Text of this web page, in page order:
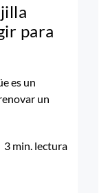
para
es un
un
3 min. lectura